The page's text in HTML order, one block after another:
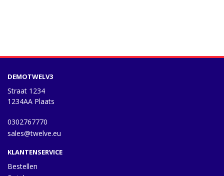
DEMOTWELV3
Straat 1234
1234AA Plaats
0302767770
sales@twelve.eu
KLANTENSERVICE
Bestellen